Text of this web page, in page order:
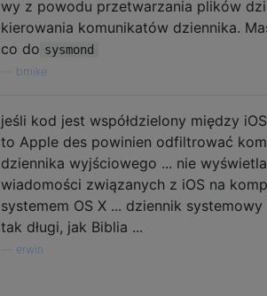
wy z powodu przetwarzania plików
kierowania komunikatów dziennika.
co do sysmond
bmike
jeśli kod jest współdzielony między
to Apple des powinien odfiltrować
dziennika wyjściowego ... nie wyświetla
wiadomości związanych z iOS na
systemem OS X ... dziennik
tak długi, jak Biblia ...
erwin